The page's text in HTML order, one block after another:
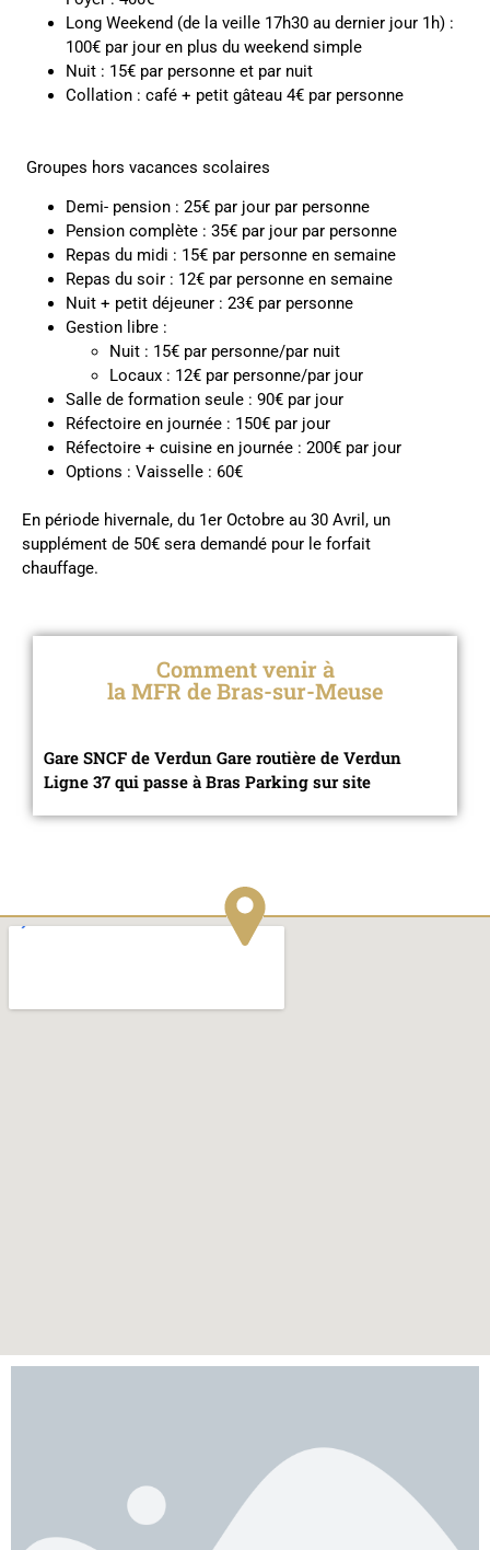
Long Weekend (de la veille 17h30 au dernier jour 1h) :
100€ par jour en plus du weekend simple
Nuit : 15€ par personne et par nuit
Collation : café + petit gâteau 4€ par personne
Groupes hors vacances scolaires
Demi- pension : 25€ par jour par personne
Pension complète : 35€ par jour par personne
Repas du midi : 15€ par personne en semaine
Repas du soir : 12€ par personne en semaine
Nuit + petit déjeuner : 23€ par personne
Gestion libre :
Nuit : 15€ par personne/par nuit
Locaux : 12€ par personne/par jour
Salle de formation seule : 90€ par jour
Réfectoire en journée : 150€ par jour
Réfectoire + cuisine en journée : 200€ par jour
Options : Vaisselle : 60€
En période hivernale, du 1er Octobre au 30 Avril, un
supplément de 50€ sera demandé pour le forfait
chauffage.
Comment venir à
la MFR de Bras-sur-Meuse
Gare SNCF de Verdun Gare routière de Verdun
Ligne 37 qui passe à Bras Parking sur site